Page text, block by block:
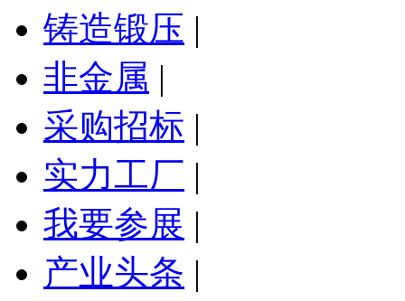
铸造锻压 |
非金属 |
采购招标 |
实力工厂 |
我要参展 |
产业头条 |